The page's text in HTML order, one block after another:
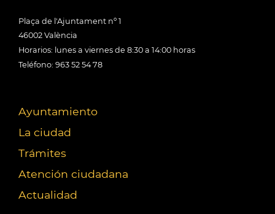
Plaça de l'Ajuntament nº 1
46002 València
Horarios: lunes a viernes de 8:30 a 14:00 horas
Teléfono: 963 52 54 78
Ayuntamiento
La ciudad
Trámites
Atención ciudadana
Actualidad